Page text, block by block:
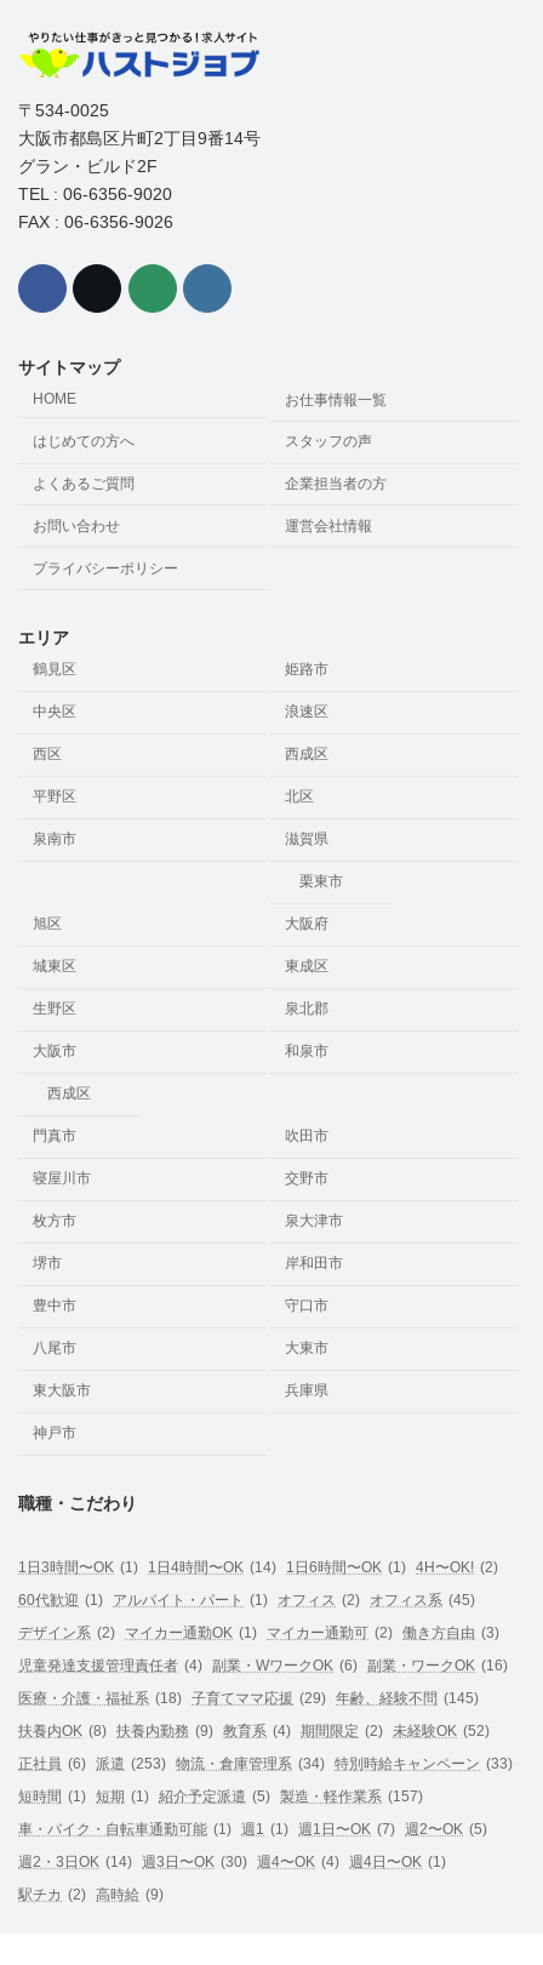
〒534-0025
大阪市都島区片町2丁目9番14号
グラン・ビルド2F
TEL : 06-6356-9020
FAX : 06-6356-9026
サイトマップ
HOME お仕事情報一覧
はじめての方へ スタッフの声
よくあるご質問 企業担当者の方
お問い合わせ 運営会社情報
プライバシーポリシー
エリア
鶴見区 姫路市
中央区 浪速区
西区 西成区
平野区 北区
泉南市 滋賀県
栗東市
旭区 大阪府
城東区 東成区
生野区 泉北郡
大阪市
西成区
和泉市
門真市 吹田市
寝屋川市 交野市
枚方市 泉大津市
堺市 岸和田市
豊中市 守口市
八尾市 大東市
東大阪市 兵庫県
神戸市
職種・こだわり
1日3時間〜OK (1) 1日4時間〜OK (14) 1日6時間〜OK (1) 4H〜OK! (2)
60代歓迎 (1) アルバイト・パート (1) オフィス (2) オフィス系 (45)
デザイン系 (2) マイカー通勤OK (1) マイカー通勤可 (2) 働き方自由 (3)
児童発達支援管理責任者 (4) 副業・WワークOK (6) 副業・ワークOK (16)
医療・介護・福祉系 (18) 子育てママ応援 (29) 年齢、経験不問 (145)
扶養内OK (8) 扶養内勤務 (9) 教育系 (4) 期間限定 (2) 未経験OK (52)
正社員 (6) 派遣 (253) 物流・倉庫管理系 (34) 特別時給キャンペーン (33)
短時間 (1) 短期 (1) 紹介予定派遣 (5) 製造・軽作業系 (157)
車・バイク・自転車通勤可能 (1) 週1 (1) 週1日〜OK (7) 週2〜OK (5)
週2・3日OK (14) 週3日〜OK (30) 週4〜OK (4) 週4日〜OK (1)
駅チカ (2) 高時給 (9)